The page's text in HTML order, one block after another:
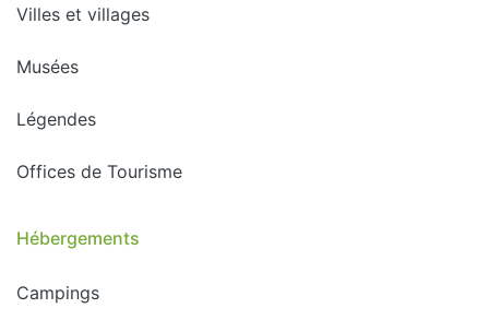
Villes et villages
Musées
Légendes
Offices de Tourisme
Hébergements
Campings